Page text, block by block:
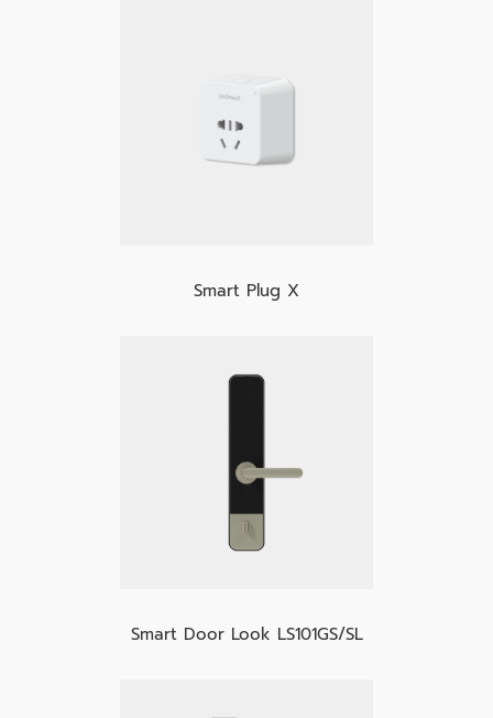
Smart Plug X
Smart Door Look LS101GS/SL